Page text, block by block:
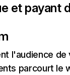
et payant
l'audience de
parcourt le